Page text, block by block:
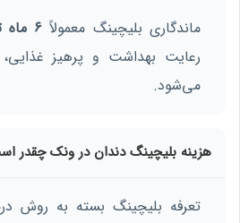
ماندگاری بلیچینگ معمولاً ۶ ماه تا ۲ سال
رعایت بهداشت و پرهیز
می‌شود.
هزینه بلیچینگ دندان در ونک چقدر
تعرفه بلیچینگ بسته به روش